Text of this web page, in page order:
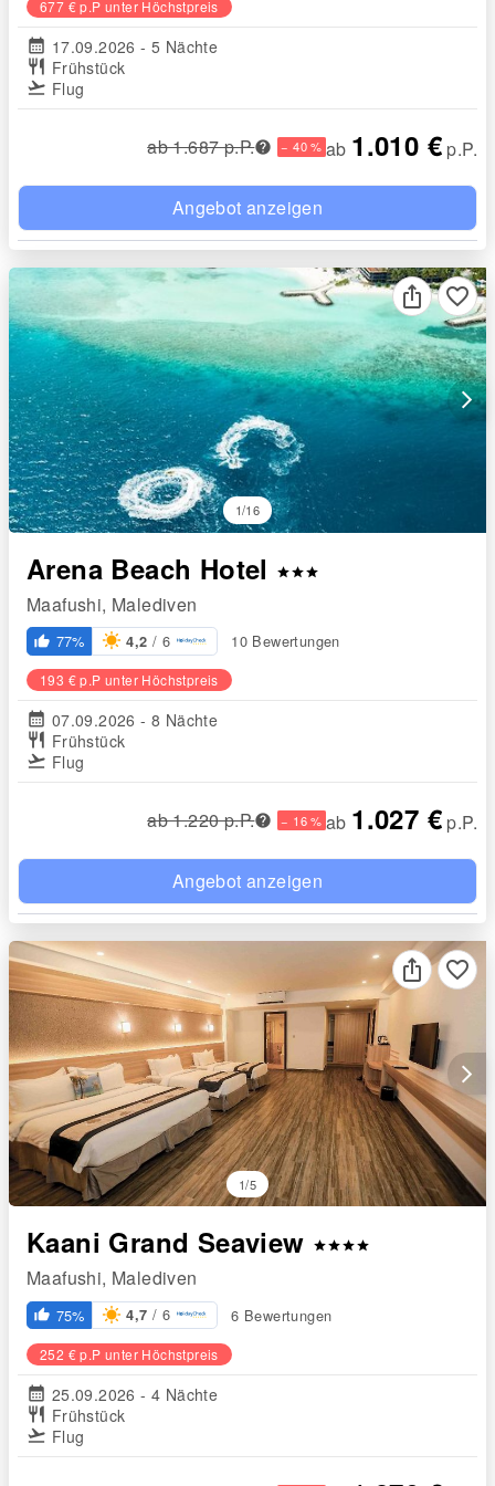
677 € p.P unter Höchstpreis
calendar_month 17.09.2026 - 5 Nächte
restaurant Frühstück
flight_takeoff Flug
ab 1.687 p.P. − 40 % ab 1.010 € p.P.
Angebot anzeigen
arrow_forward_ios
1/16
favorite_border
Arena Beach Hotel starstarstar
Maafushi, Malediven
thumb_up_alt 77% 4,2 / 6 10 Bewertungen
193 € p.P unter Höchstpreis
calendar_month 07.09.2026 - 8 Nächte
restaurant Frühstück
flight_takeoff Flug
ab 1.220 p.P. − 16 % ab 1.027 € p.P.
Angebot anzeigen
arrow_forward_ios
1/5
favorite_border
Kaani Grand Seaview starstarstarstar
Maafushi, Malediven
thumb_up_alt 75% 4,7 / 6 6 Bewertungen
252 € p.P unter Höchstpreis
calendar_month 25.09.2026 - 4 Nächte
restaurant Frühstück
flight_takeoff Flug